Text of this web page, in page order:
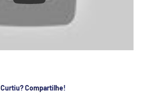
Curtiu? Compartilhe!